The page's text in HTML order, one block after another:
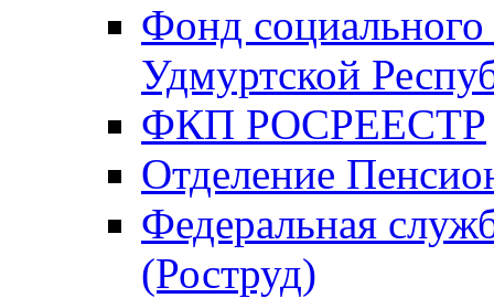
Фонд
Удмуртской
ФКП РОСРЕЕСТР
Отделение
Федеральная
(Роструд)